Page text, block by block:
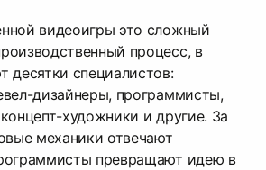
видеоигры это сложный
процесс, в
десятки специалистов:
дизайнеры, программисты,
художники и другие. За
механики отвечают
превращают идею в